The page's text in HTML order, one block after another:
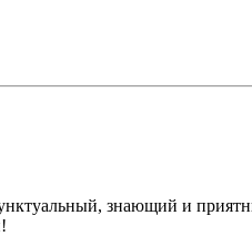
знающий и